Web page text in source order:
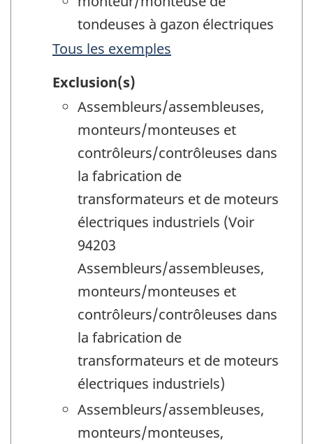
tondeuses à gazon électriques
Tous les exemples
Exclusion(s)
Assembleurs/assembleuses,
monteurs/monteuses et
contrôleurs/contrôleuses dans
la fabrication de
transformateurs et de moteurs
électriques industriels (Voir
94203
Assembleurs/assembleuses,
monteurs/monteuses et
contrôleurs/contrôleuses dans
la fabrication de
transformateurs et de moteurs
électriques industriels)
Assembleurs/assembleuses,
monteurs/monteuses,